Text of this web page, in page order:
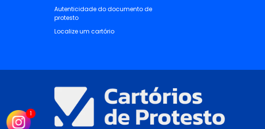
Autenticidade do documento de
protesto
Localize um cartório